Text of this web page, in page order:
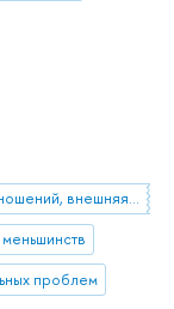
11.25.91 Теория и практика международных отношений, внешняя политика и дипломатия отдельных стран
проблем